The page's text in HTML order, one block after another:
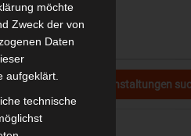
Veranstaltungen
möchte
Zweck der von
Daten
aufgeklärt.
technische